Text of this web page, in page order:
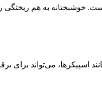
خوشبختانه به‌ هم‌
اسپیکرها، می‌تواند برای